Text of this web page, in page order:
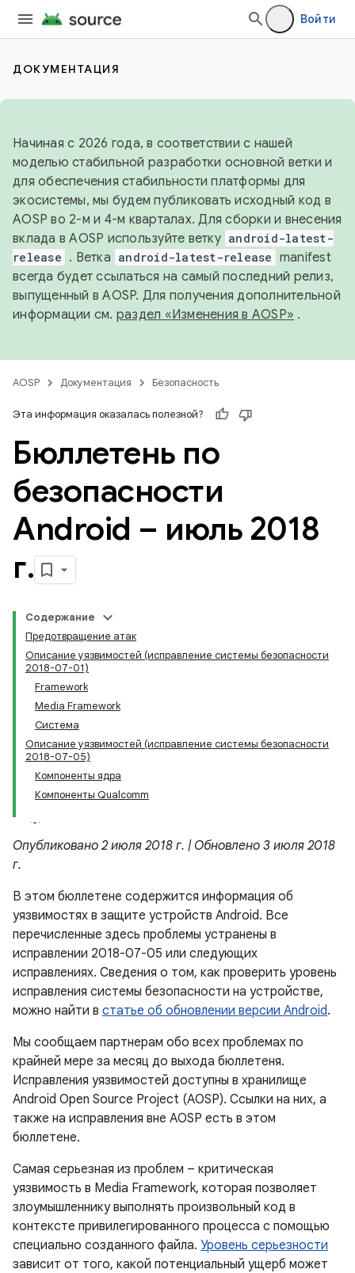
Войти
ДОКУМЕНТАЦИЯ
Начиная с 2026 года, в соответствии с нашей
моделью стабильной разработки основной ветки и
для обеспечения стабильности платформы для
экосистемы, мы будем публиковать исходный код в
AOSP во 2-м и 4-м кварталах. Для сборки и внесения
вклада в AOSP используйте ветку android-latest-
release . Ветка android-latest-release manifest
всегда будет ссылаться на самый последний релиз,
выпущенный в AOSP. Для получения дополнительной
информации см. раздел «Изменения в AOSP» .
AOSP Документация Безопасность
Эта информация оказалась полезной?
Бюллетень по
безопасности
Android – июль 2018
г.
Содержание
Предотвращение атак
Описание уязвимостей (исправление системы безопасности
2018-07-01)
Framework
Media Framework
Система
Описание уязвимостей (исправление системы безопасности
2018-07-05)
Компоненты ядра
Компоненты Qualcomm
Опубликовано 2 июля 2018 г. | Обновлено 3 июля 2018
г.
В этом бюллетене содержится информация об
уязвимостях в защите устройств Android. Все
перечисленные здесь проблемы устранены в
исправлении 2018-07-05 или следующих
исправлениях. Сведения о том, как проверить уровень
исправления системы безопасности на устройстве,
можно найти в статье об обновлении версии Android.
Мы сообщаем партнерам обо всех проблемах по
крайней мере за месяц до выхода бюллетеня.
Исправления уязвимостей доступны в хранилище
Android Open Source Project (AOSP). Ссылки на них, а
также на исправления вне AOSP есть в этом
бюллетене.
Самая серьезная из проблем – критическая
уязвимость в Media Framework, которая позволяет
злоумышленнику выполнять произвольный код в
контексте привилегированного процесса с помощью
специально созданного файла. Уровень серьезности
зависит от того, какой потенциальный ущерб может